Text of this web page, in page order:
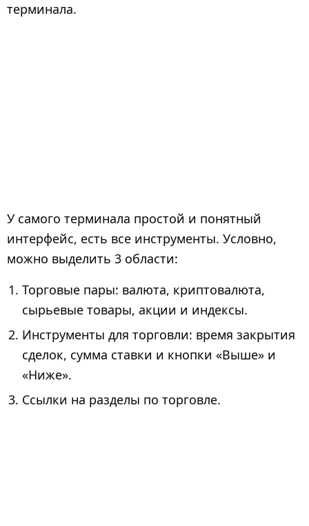
терминала.
У самого терминала простой и понятный
интерфейс, есть все инструменты. Условно,
можно выделить 3 области:
Торговые пары: валюта, криптовалюта,
сырьевые товары, акции и индексы.
Инструменты для торговли: время закрытия
сделок, сумма ставки и кнопки «Выше» и
«Ниже».
Ссылки на разделы по торговле.